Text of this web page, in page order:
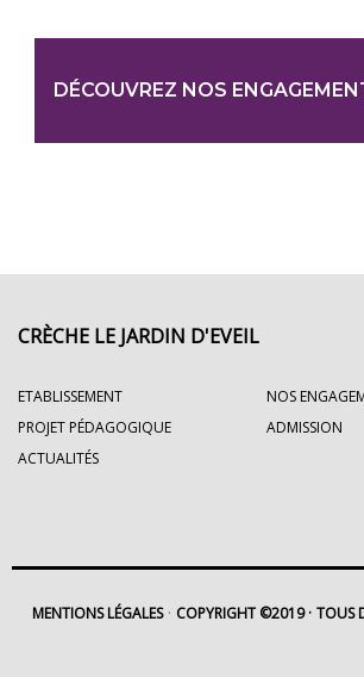
DÉCOUVREZ NOS
CRÈCHE LE JARDIN D'EVEIL
ETABLISSEMENT
NOS
PROJET PÉDAGOGIQUE
ADMISSION
ACTUALITÉS
MENTIONS LÉGALES COPYRIGHT ©2019 TOUS